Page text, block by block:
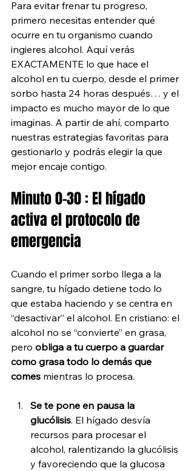
Para evitar frenar tu progreso,
primero necesitas entender qué
ocurre en tu organismo cuando
ingieres alcohol. Aquí verás
EXACTAMENTE lo que hace el
alcohol en tu cuerpo, desde el primer
sorbo hasta 24 horas después… y el
impacto es mucho mayor de lo que
imaginas. A partir de ahí, comparto
nuestras estrategias favoritas para
gestionarlo y podrás elegir la que
mejor encaje contigo.
Minuto 0-30 : El hígado
activa el protocolo de
emergencia
Cuando el primer sorbo llega a la
sangre, tu hígado detiene todo lo
que estaba haciendo y se centra en
“desactivar” el alcohol. En cristiano: el
alcohol no se “convierte” en grasa,
pero obliga a tu cuerpo a guardar
como grasa todo lo demás que
comes mientras lo procesa.
Se te pone en pausa la
glucólisis. El hígado desvía
recursos para procesar el
alcohol, ralentizando la glucólisis
y favoreciendo que la glucosa